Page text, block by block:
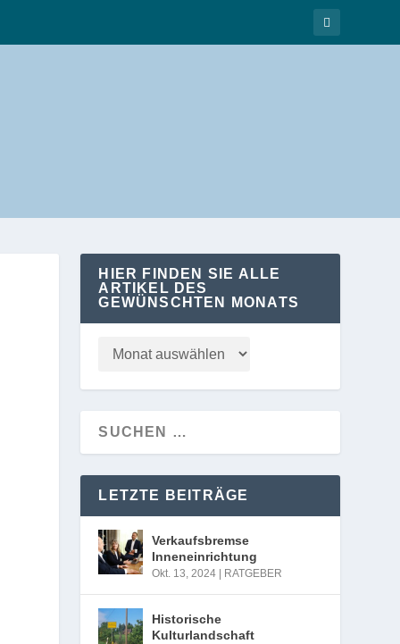
HIER FINDEN SIE ALLE
ARTIKEL DES
GEWÜNSCHTEN MONATS
LETZTE BEITRÄGE
Verkaufsbremse
Inneneinrichtung
Okt. 13, 2024 RATGEBER
Historische
Kulturlandschaft